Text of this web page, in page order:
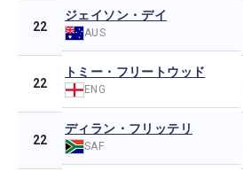
22
ジェイソン・デイ
AUS
22
トミー・フリートウッド
ENG
22
ディラン・フリッテリ
SAF